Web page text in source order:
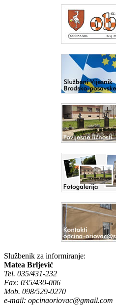
Službenik za informiranje:
Matea Brljević
Tel. 035/431-232
Fax: 035/430-006
Mob. 098/529-0270
e-mail: opcinaoriovac@gmail.com